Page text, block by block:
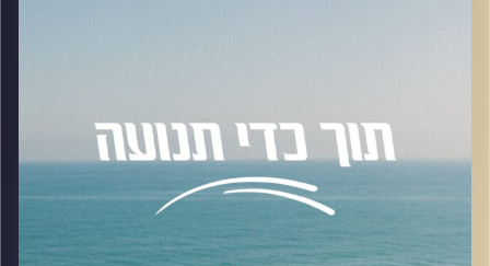
"הרפתקה" יכולה להוביל אותנו למקום טוב יותר בחיים.
נבחן גם את השפעתם של כישלונות, חמלה עצמית, השוואות
עם אחרים, ונתמקד בדרכים לשחרר שליטה ולמצוא חופש
מתוך אחריות.